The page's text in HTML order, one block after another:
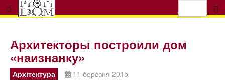
Архитекторы построили дом
«наизнанку»
Архітектура 11 березня 2015